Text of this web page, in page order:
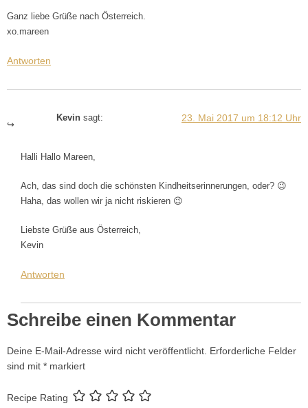
Ganz liebe Grüße nach Österreich.
xo.mareen
Antworten
Kevin sagt: 23. Mai 2017 um 18:12 Uhr
Halli Hallo Mareen,
Ach, das sind doch die schönsten Kindheitserinnerungen, oder? 😉
Haha, das wollen wir ja nicht riskieren 😉
Liebste Grüße aus Österreich,
Kevin
Antworten
Schreibe einen Kommentar
Deine E-Mail-Adresse wird nicht veröffentlicht. Erforderliche Felder
sind mit * markiert
Recipe Rating